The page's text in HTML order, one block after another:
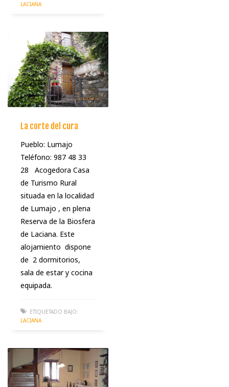
LACIANA
La corte del cura
Pueblo: Lumajo
Teléfono: 987 48 33
28 Acogedora Casa
de Turismo Rural
situada en la localidad
de Lumajo , en plena
Reserva de la Biosfera
de Laciana. Este
alojamiento dispone
de 2 dormitorios,
sala de estar y cocina
equipada.
ETIQUETADO BAJO:
LACIANA